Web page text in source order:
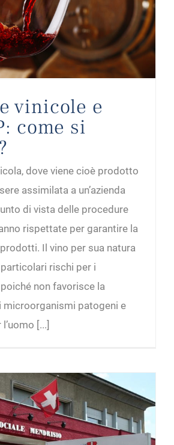
vinicole e
come si
dove viene cioè prodotto
assimilata a un’azienda
di vista delle procedure
rispettate per garantire la
Il vino per sua natura
rischi per i
non favorisce la
microorganismi patogeni e
[...]